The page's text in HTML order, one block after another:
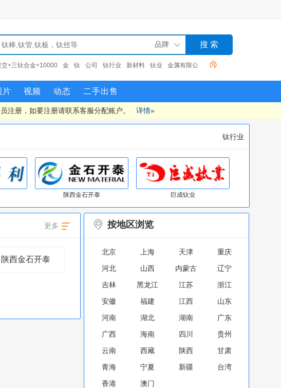
交+三钛合金+10000 金 钛 公司 钛行业 新材料 钛业 金属有限公
片 视频 动态 二手出售
注册，如要注册请联系客服分配账户。 详情»
钛行业
陕西金石开泰 巨成钛业
更多
陕西金石开泰
按地区浏览
北京 上海 天津
重庆
河北
山西 内蒙古
辽宁
吉林
黑龙江 江苏
浙江
安徽
福建 江西
山东
河南
湖北 湖南
广东
广西
海南 四川
贵州
云南
西藏 陕西
甘肃
青海
宁夏 新疆
台湾
香港
澳门